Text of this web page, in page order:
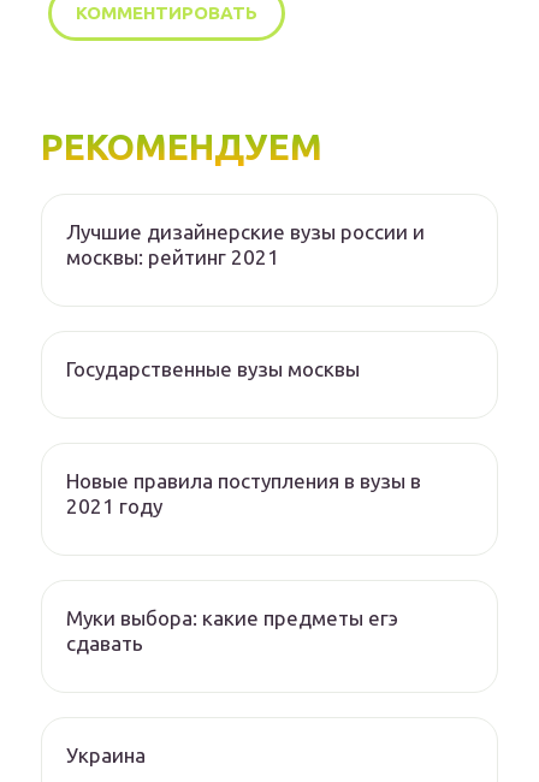
РЕКОМЕНДУЕМ
Лучшие дизайнерские вузы россии и
москвы: рейтинг 2021
Государственные вузы москвы
Новые правила поступления в вузы в
2021 году
Муки выбора: какие предметы егэ
сдавать
Украина